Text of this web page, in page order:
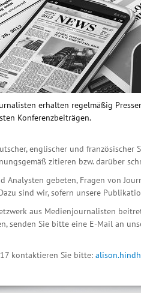
erhalten regelmäßig
Konferenzbeiträgen.
englischer und französischer
zitieren bzw. darüber
Analysten gebeten, Fragen von
sind wir, sofern unsere
aus Medienjournalisten
senden Sie bitte eine E-Mail an
kontaktieren Sie bitte: